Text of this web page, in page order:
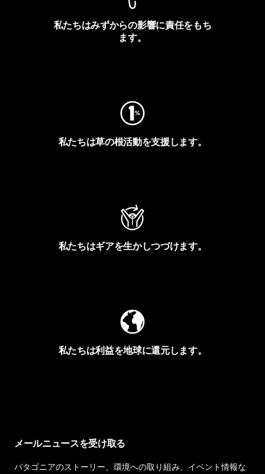
私たちはみずからの影響に責任をもち
ます。
私たちは草の根活動を支援します。
私たちはギアを生かしつづけます。
私たちは利益を地球に還元します。
メールニュースを受け取る
パタゴニアのストーリー、環境への取り組み、イベント情報な